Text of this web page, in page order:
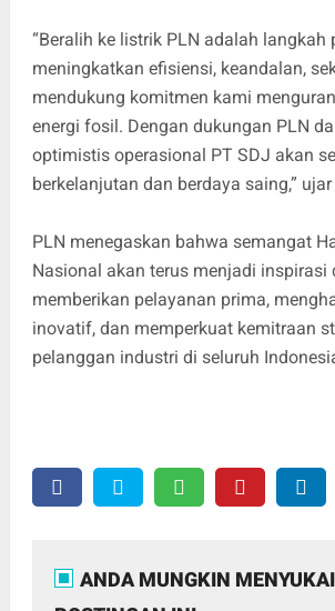
“Beralih ke listrik PLN adalah langkah
meningkatkan efisiensi, keandalan,
mendukung komitmen kami
energi fosil. Dengan dukungan PLN
optimistis operasional PT SDJ akan
berkelanjutan dan berdaya saing,”
PLN menegaskan bahwa semangat
Nasional akan terus menjadi inspirasi
memberikan pelayanan prima,
inovatif, dan memperkuat kemitraan
pelanggan industri di seluruh
ANDA MUNGKIN MENYUKAI